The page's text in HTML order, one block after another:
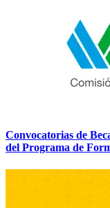
Convocatorias de
del Programa de